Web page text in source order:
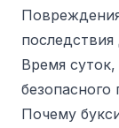
Время
Почему